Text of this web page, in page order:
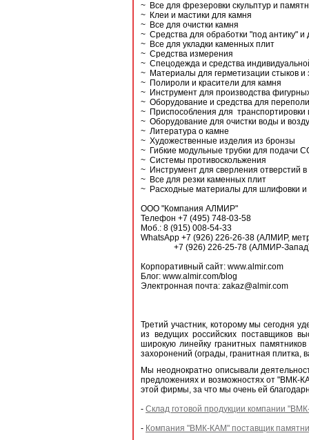
~ Все для фрезеровки скульптур и
~ Клеи и мастики для камня
~ Все для очистки камня
~ Средства для обработки "под антику"
~ Все для укладки каменных плит
~ Средства измерения
~ Спецодежда и средства
~ Материалы для герметизации стыков и
~ Полироли и красители для камня
~ Инструмент для производства
~ Оборудование и средства для
~ Приспособления для транспортировки
~ Оборудование для очистки воды и
~ Литература о камне
~ Художественные изделия из бронзы
~ Гибкие модульные трубки для подачи
~ Системы противоскольжения
~ Инструмент для сверления отверстий в
~ Все для резки каменных плит
~ Расходные материалы для шлифовки и
ООО "Компания АЛМИР"
Телефон +7 (495) 748-03-58
Моб.: 8 (915) 008-54-33
WhatsApp +7 (926) 226-26-38 (АЛМИР,
+7 (926) 226-25-78 (АЛМИР-
Корпоративный сайт: www.almir.com
Блог: www.almir.com/blog
Электронная почта: zakaz@almir.com
Третий участник, которому мы сегодня
из ведущих российских поставщиков
широкую линейку гранитных
захоронений (ограды, гранитная плитка,
Мы неоднократно описывали
предложениях и возможностях от "ВМК-
этой фирмы, за что мы очень ей
- Склад готовой продукции компании
- Компания "ВМК-КАМ" поставщик